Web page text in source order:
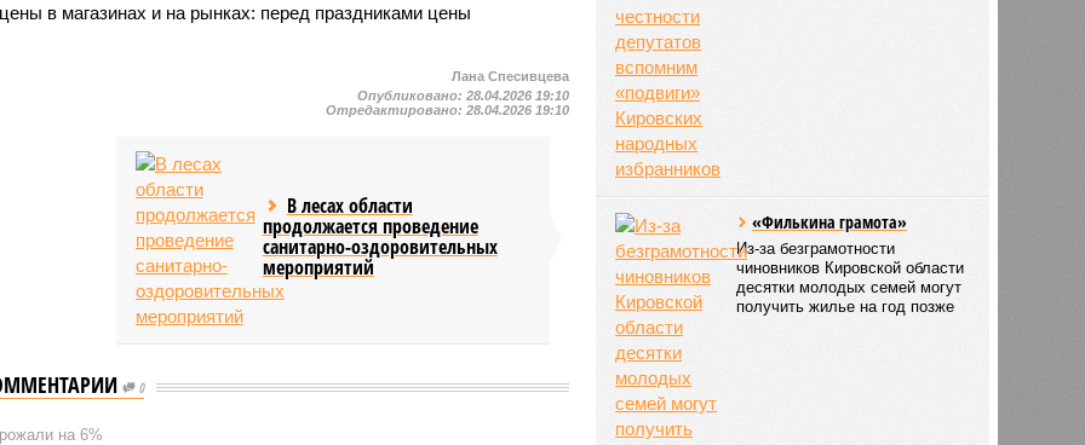
в магазинах и на рынках: перед праздниками цены
Лана Спесивцева
Опубликовано:28.04.2026 19:10
Отредактировано:28.04.2026 19:10
В лесах области
продолжается проведение
санитарно-оздоровительных
мероприятий
0
на 6%
«Филькина грамота»
Из-за безграмотности
чиновников Кировской области
десятки молодых семей могут
получить жилье на год позже